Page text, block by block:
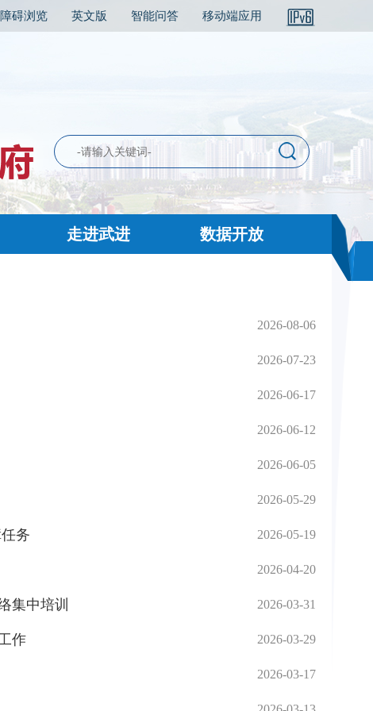
碍浏览 英文版 智能问答 移动端应用
走进武进 数据开放
2026-08-06
2026-07-23
2026-06-17
2026-06-12
2026-06-05
2026-05-29
务 2026-05-19
2026-04-20
集中培训 2026-03-31
作 2026-03-29
2026-03-17